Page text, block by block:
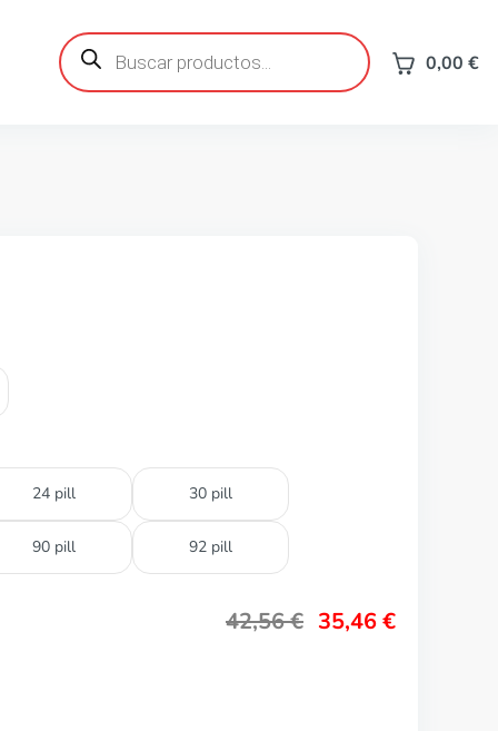
Búsqueda
de
productos 0,00 €
24 pill 30 pill
90 pill 92 pill
42,56€ 35,46€